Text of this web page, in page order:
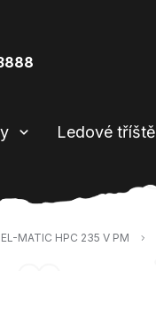
Ledové tříště
MATIC HPC 235 V PM